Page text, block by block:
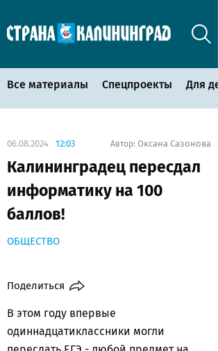
Все материалы Спецпроекты Для
06.08.2024 12:03 Автор: Оксана Сазонова
Калининградец пересдал
информатику на 100
баллов!
ОБЩЕСТВО
Поделиться
В этом году впервые
одиннадцатиклассники могли